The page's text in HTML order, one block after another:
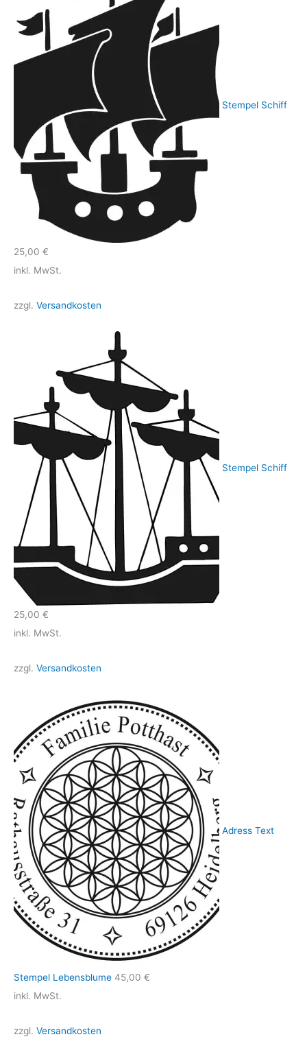
Stempel Schiff
25,00 €
inkl. MwSt.
zzgl. Versandkosten
Stempel Schiff
25,00 €
inkl. MwSt.
zzgl. Versandkosten
Adress Text
Stempel Lebensblume 45,00 €
inkl. MwSt.
zzgl. Versandkosten